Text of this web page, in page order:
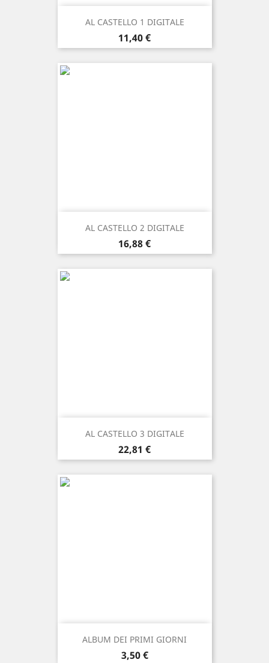
AL CASTELLO 1 DIGITALE
Prezzo
11,40 €
AL CASTELLO 2 DIGITALE
Prezzo
16,88 €
AL CASTELLO 3 DIGITALE
Prezzo
22,81 €
ALBUM DEI PRIMI GIORNI
Prezzo
3,50 €